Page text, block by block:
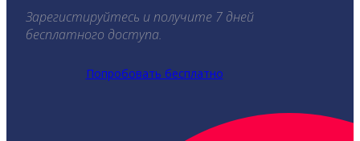
Зарегистируйтесь и получите 7 дней
бесплатного доступа.
Попробовать бесплатно